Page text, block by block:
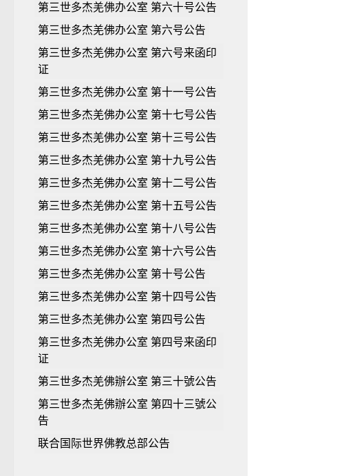
第三世多杰羌佛办公室 第六十号公告
第三世多杰羌佛办公室 第六号公告
第三世多杰羌佛办公室 第六号来函印
证
第三世多杰羌佛办公室 第十一号公告
第三世多杰羌佛办公室 第十七号公告
第三世多杰羌佛办公室 第十三号公告
第三世多杰羌佛办公室 第十九号公告
第三世多杰羌佛办公室 第十二号公告
第三世多杰羌佛办公室 第十五号公告
第三世多杰羌佛办公室 第十八号公告
第三世多杰羌佛办公室 第十六号公告
第三世多杰羌佛办公室 第十号公告
第三世多杰羌佛办公室 第十四号公告
第三世多杰羌佛办公室 第四号公告
第三世多杰羌佛办公室 第四号来函印
证
第三世多杰羌佛辦公室 第三十號公告
第三世多杰羌佛辦公室 第四十三號公
告
联合国际世界佛教总部公告